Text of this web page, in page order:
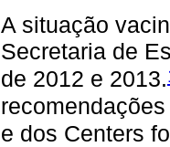
A situação
Secretaria de
de 2012 e 2013.
e dos Centers